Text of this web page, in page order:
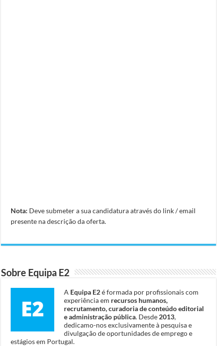
Nota: Deve submeter a sua candidatura através do link / email
presente na descrição da oferta.
Sobre Equipa E2
A Equipa E2é formada por profissionais com
experiência em recursos humanos,
recrutamento, curadoria de conteúdo editorial
e administração pública. Desde 2013,
dedicamo-nos exclusivamente à pesquisa e
divulgação de oportunidades de emprego e
estágios em Portugal.